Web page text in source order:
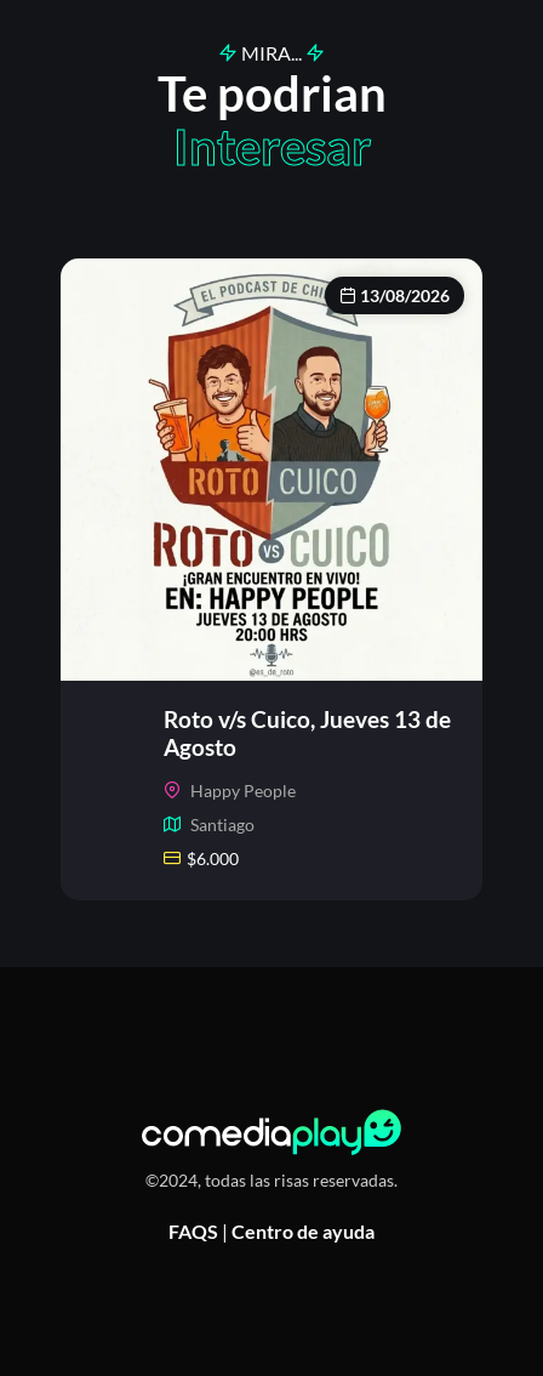
MIRA...
Te podrian
Interesar
13/08/2026
Roto v/s Cuico, Jueves 13 de
Agosto
Happy People
Santiago
$6.000
©2024, todas las risas reservadas.
FAQS | Centro de ayuda